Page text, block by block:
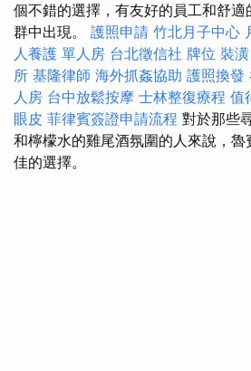
個不錯的選擇，有友好的員工和舒適
群中出現。 護照申請 竹北月子中心
人養護 單人房 台北徵信社 牌位 裝潢
所 基隆律師 海外抓姦協助 護照換發
人房 台中放鬆按摩 士林整復療程 值
眼皮 菲律賓簽證申請流程 對於那些
和檸檬水的雞尾酒氛圍的人來說，
佳的選擇。